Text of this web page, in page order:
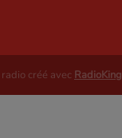
créé avec RadioKing